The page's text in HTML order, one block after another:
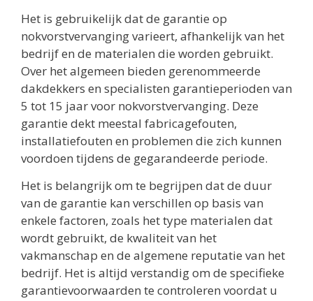
Het is gebruikelijk dat de garantie op
nokvorstvervanging varieert, afhankelijk van het
bedrijf en de materialen die worden gebruikt.
Over het algemeen bieden gerenommeerde
dakdekkers en specialisten garantieperioden van
5 tot 15 jaar voor nokvorstvervanging. Deze
garantie dekt meestal fabricagefouten,
installatiefouten en problemen die zich kunnen
voordoen tijdens de gegarandeerde periode.
Het is belangrijk om te begrijpen dat de duur
van de garantie kan verschillen op basis van
enkele factoren, zoals het type materialen dat
wordt gebruikt, de kwaliteit van het
vakmanschap en de algemene reputatie van het
bedrijf. Het is altijd verstandig om de specifieke
garantievoorwaarden te controleren voordat u